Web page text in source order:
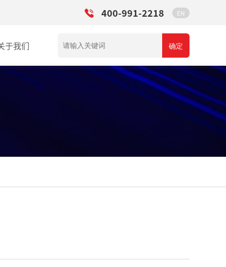
400-991-2218 EN
于我们 确定